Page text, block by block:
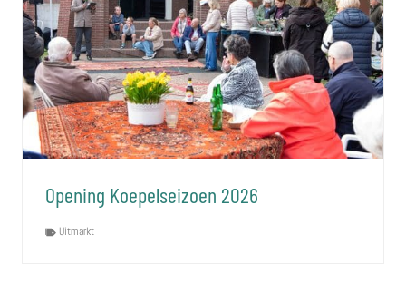
Opening Koepelseizoen 2026
Uitmarkt